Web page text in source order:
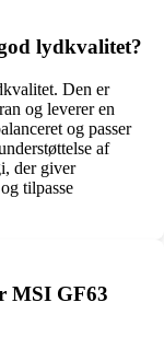
lydkvalitet?
Den er
og leverer en
og passer
af
der giver
tilpasse
MSI GF63